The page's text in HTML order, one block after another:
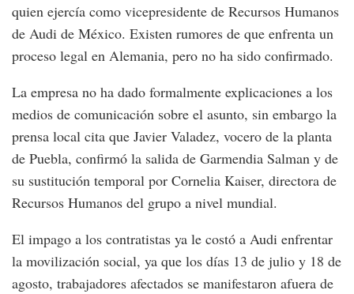
quien ejercía como vicepresidente de Recursos Humanos
de Audi de México. Existen rumores de que enfrenta un
proceso legal en Alemania, pero no ha sido confirmado.
La empresa no ha dado formalmente explicaciones a los
medios de comunicación sobre el asunto, sin embargo la
prensa local cita que Javier Valadez, vocero de la planta
de Puebla, confirmó la salida de Garmendia Salman y de
su sustitución temporal por Cornelia Kaiser, directora de
Recursos Humanos del grupo a nivel mundial.
El impago a los contratistas ya le costó a Audi enfrentar
la movilización social, ya que los días 13 de julio y 18 de
agosto, trabajadores afectados se manifestaron afuera de